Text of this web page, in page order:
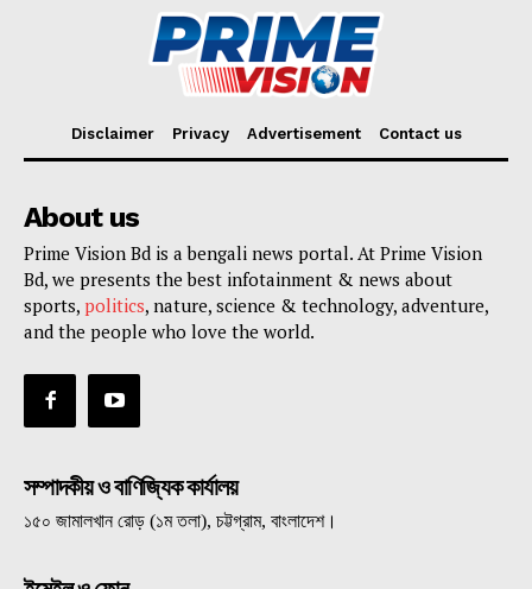
Disclaimer Privacy Advertisement Contact us
About us
Prime Vision Bd is a bengali news portal. At Prime Vision
Bd, we presents the best infotainment & news about
sports, politics, nature, science & technology, adventure,
and the people who love the world.
সম্পাদকীয় ও বাণিজ্যিক কার্যালয়
১৫০ জামালখান রোড় (১ম তলা), চট্টগ্রাম, বাংলাদেশ।